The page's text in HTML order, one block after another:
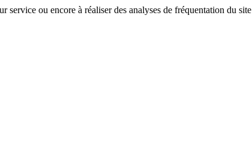
ou encore à réaliser des analyses de fréquentation du site